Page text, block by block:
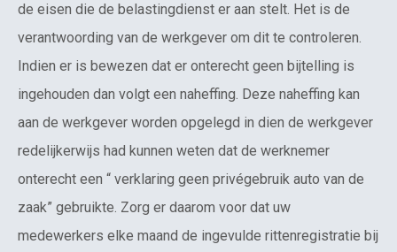
de eisen die de belastingdienst er aan stelt. Het is de
verantwoording van de werkgever om dit te controleren.
Indien er is bewezen dat er onterecht geen bijtelling is
ingehouden dan volgt een naheffing. Deze naheffing kan
aan de werkgever worden opgelegd in dien de werkgever
redelijkerwijs had kunnen weten dat de werknemer
onterecht een “ verklaring geen privégebruik auto van de
zaak” gebruikte. Zorg er daarom voor dat uw
medewerkers elke maand de ingevulde rittenregistratie bij